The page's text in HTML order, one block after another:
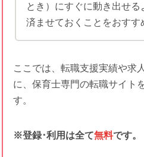
とき）にすぐに動き出せ
済ませておくことをおすす
ここでは、転職支援実績や求
に、保育士専門の転職サイト
す。
※登録･利用は全て無料です。